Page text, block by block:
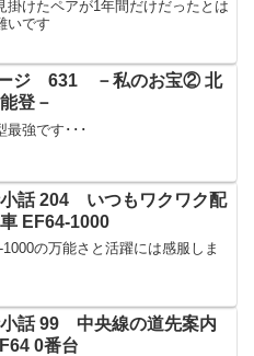
掛けたペアが1年間だけだったとは
いです
ジ 631 －私のお宝② 北
登－
最強です･･･
小話 204 いつもワクワク配
EF64-1000
1000の万能さと活躍には感服しま
話 99 中央線の道先案内
0番台